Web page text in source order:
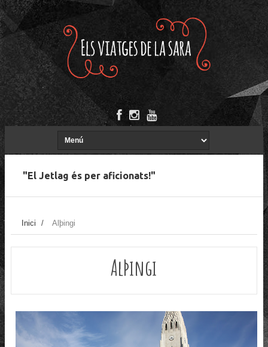
"El Jetlag és per aficionats!"
Inici / Alþingi
Alþingi